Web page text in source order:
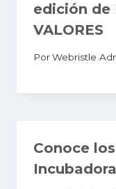
edición de
VALORES
PorWebristle
Conoce